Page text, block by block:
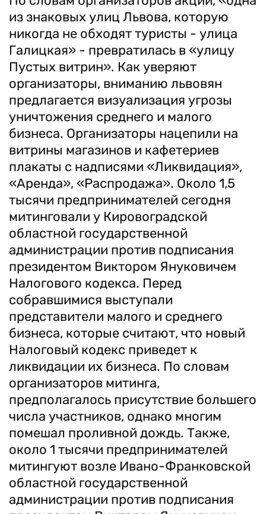
из знаковых улиц Львова, которую
никогда не обходят туристы - улица
Галицкая» - превратилась в «улицу
Пустых витрин». Как уверяют
организаторы, вниманию львовян
предлагается визуализация угрозы
уничтожения среднего и малого
бизнеса. Организаторы нацепили на
витрины магазинов и кафетериев
плакаты с надписями «Ликвидация»,
«Аренда», «Распродажа». Около 1,5
тысячи предпринимателей сегодня
митинговали у Кировоградской
областной государственной
администрации против подписания
президентом Виктором Януковичем
Налогового кодекса. Перед
собравшимися выступали
представители малого и среднего
бизнеса, которые считают, что новый
Налоговый кодекс приведет к
ликвидации их бизнеса. По словам
организаторов митинга,
предполагалось присутствие большего
числа участников, однако многим
помешал проливной дождь. Также,
около 1 тысячи предпринимателей
митингуют возле Ивано-Франковской
областной государственной
администрации против подписания